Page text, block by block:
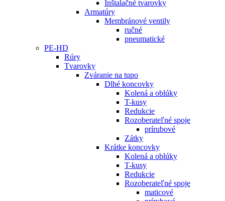
Inštalačné tvarovky
Armatúry
Membránové ventily
ručné
pneumatické
PE-HD
Rúry
Tvarovky
Zváranie na tupo
Dlhé koncovky
Kolená a oblúky
T-kusy
Redukcie
Rozoberateľné spoje
prírubové
Zátky
Krátke koncovky
Kolená a oblúky
T-kusy
Redukcie
Rozoberateľné spoje
maticové